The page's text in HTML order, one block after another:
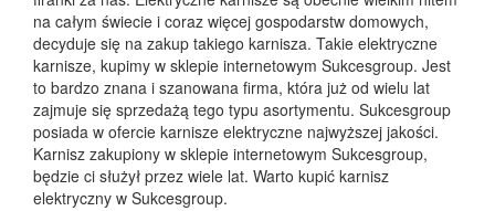
na całym świecie i coraz więcej gospodarstw domowych,
decyduje się na zakup takiego karnisza. Takie elektryczne
karnisze, kupimy w sklepie internetowym Sukcesgroup. Jest
to bardzo znana i szanowana firma, która już od wielu lat
zajmuje się sprzedażą tego typu asortymentu. Sukcesgroup
posiada w ofercie karnisze elektryczne najwyższej jakości.
Karnisz zakupiony w sklepie internetowym Sukcesgroup,
będzie ci służył przez wiele lat. Warto kupić karnisz
elektryczny w Sukcesgroup.